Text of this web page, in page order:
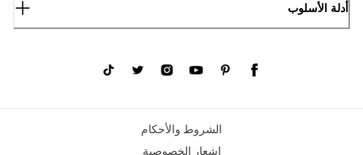
أدلة الأسلوب
الشروط والأحكام
إشعار الخصوصية